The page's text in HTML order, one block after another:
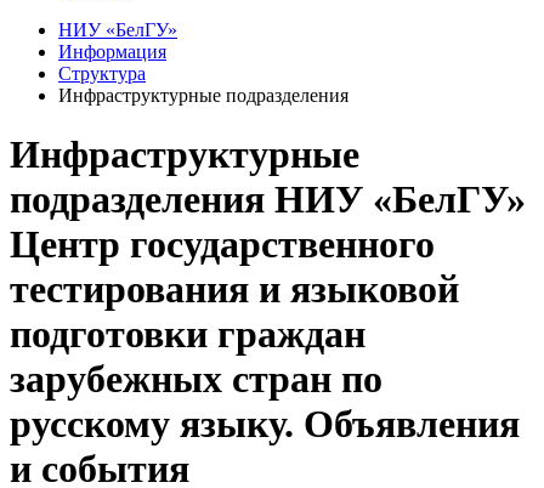
НИУ «БелГУ»
Информация
Структура
Инфраструктурные подразделения
Инфраструктурные
подразделения НИУ «БелГУ»
Центр государственного
тестирования и языковой
подготовки граждан
зарубежных стран по
русскому языку. Объявления
и события